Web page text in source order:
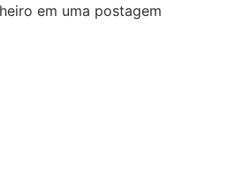
em uma postagem